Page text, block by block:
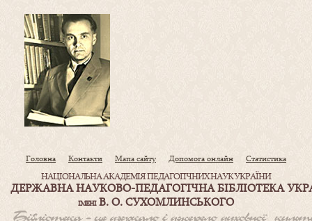
Головна Контакти Мапа сайту Допомога онлайн Статистика
НАЦІОНАЛЬНА АКАДЕМІЯ ПЕДАГОГІЧНИХ НАУК УКРАЇНИ
ДЕРЖАВНА НАУКОВО-ПЕДАГОГІЧНА БІБЛІОТЕКА
ІМЕНІВ. О. СУХОМЛИНСЬКОГО